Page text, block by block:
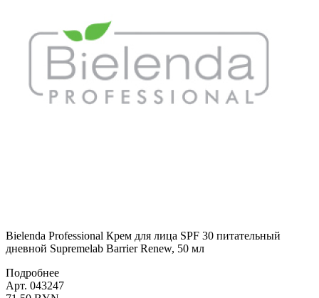
Bielenda Professional Крем для лица SPF 30 питательный
дневной Supremelab Barrier Renew, 50 мл
Подробнее
Арт. 043247